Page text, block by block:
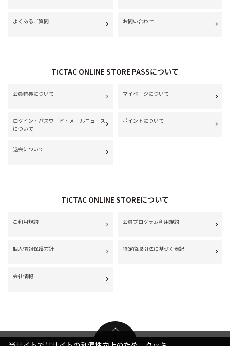
よくあるご質問 お問い合わせ
TiCTAC ONLINE STORE PASSについて
会員特典について マイページについて
ログイン・パスワード・メールニュース
について
ポイントについて
退会について
TiCTAC ONLINE STOREについて
ご利用規約 会員プログラム利用規約
個人情報保護方針 特定商取引法に基づく表記
会社情報